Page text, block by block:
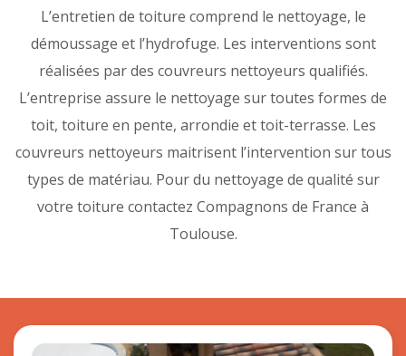
L’entretien de toiture comprend le nettoyage, le
démoussage et l’hydrofuge. Les interventions sont
réalisées par des couvreurs nettoyeurs qualifiés.
L’entreprise assure le nettoyage sur toutes formes de
toit, toiture en pente, arrondie et toit-terrasse. Les
couvreurs nettoyeurs maitrisent l’intervention sur tous
types de matériau. Pour du nettoyage de qualité sur
votre toiture contactez Compagnons de France à
Toulouse.